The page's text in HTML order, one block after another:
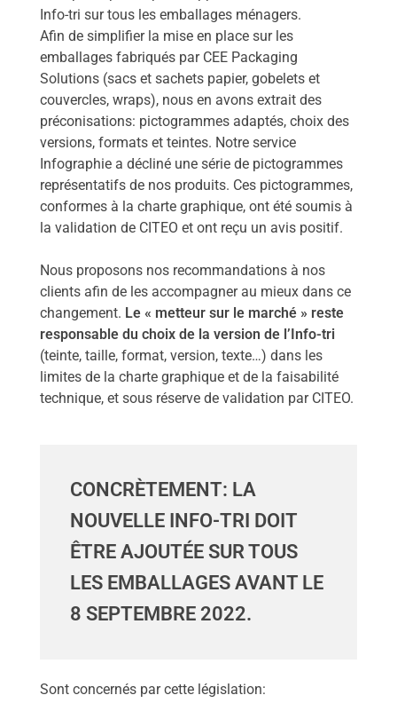
Info-tri sur tous les emballages ménagers.
Afin de simplifier la mise en place sur les
emballages fabriqués par CEE Packaging
Solutions (sacs et sachets papier, gobelets et
couvercles, wraps), nous en avons extrait des
préconisations: pictogrammes adaptés, choix des
versions, formats et teintes. Notre service
Infographie a décliné une série de pictogrammes
représentatifs de nos produits. Ces pictogrammes,
conformes à la charte graphique, ont été soumis à
la validation de CITEO et ont reçu un avis positif.
Nous proposons nos recommandations à nos
clients afin de les accompagner au mieux dans ce
changement. Le « metteur sur le marché » reste
responsable du choix de la version de l’Info-tri
(teinte, taille, format, version, texte…) dans les
limites de la charte graphique et de la faisabilité
technique, et sous réserve de validation par CITEO.
CONCRÈTEMENT: LA
NOUVELLE INFO-TRI DOIT
ÊTRE AJOUTÉE SUR TOUS
LES EMBALLAGES AVANT LE
8 SEPTEMBRE 2022.
Sont concernés par cette législation: